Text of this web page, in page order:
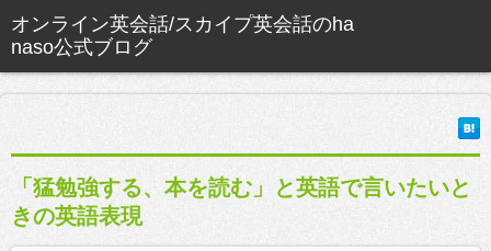
「猛勉強する、本を読む」と英語で言いたいと
きの英語表現